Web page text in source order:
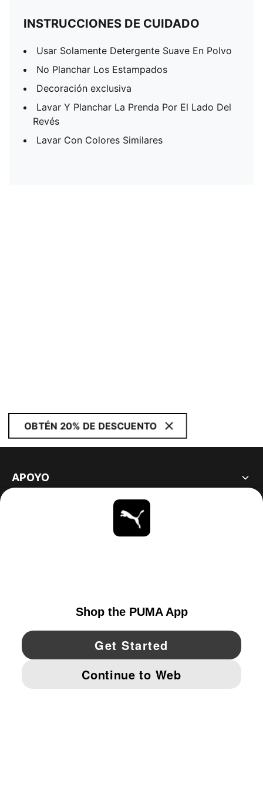
INSTRUCCIONES DE CUIDADO
Usar Solamente Detergente Suave En Polvo
No Planchar Los Estampados
Decoración exclusiva
Lavar Y Planchar La Prenda Por El Lado Del
Revés
Lavar Con Colores Similares
OBTÉN 20% DE DESCUENTO
APOYO
YouTube Twitter Pinterest
IMPRINT AND LEGAL DATA